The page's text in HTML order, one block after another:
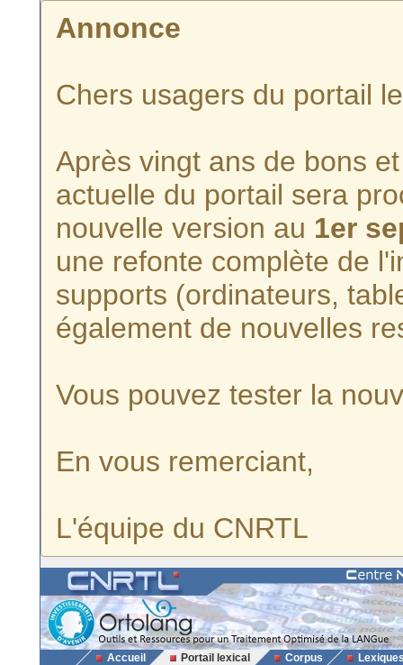
Annonce
Chers usagers du portail
Après vingt ans de bons
actuelle du portail sera
nouvelle version au 1er
une refonte complète de
supports (ordinateurs,
également de nouvelles
Vous pouvez tester la
En vous remerciant,
L'équipe du CNRTL
Accueil Portail lexical Corpus